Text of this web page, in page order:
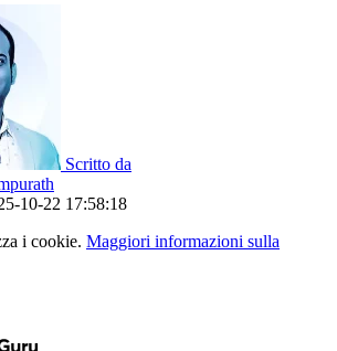
Scritto da
10-22 17:58:18
i cookie. Maggiori informazioni sulla